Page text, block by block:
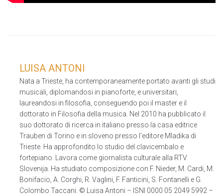
LUISA ANTONI
Nata a Trieste, ha contemporaneamente portato avanti gli studi
musicali, diplomandosi in pianoforte, e universitari,
laureandosi in filosofia, conseguendo poi il master e il
dottorato in Filosofia della musica. Nel 2010 ha pubblicato il
suo dottorato di ricerca in italiano presso la casa editrice
Trauben di Torino e in sloveno presso l’editore Mladika di
Trieste. Ha approfondito lo studio del clavicembalo e
fortepiano. Lavora come giornalista culturale alla RTV
Slovenija. Ha studiato composizione con F. Nieder, M. Cardi, M.
Bonifacio, A. Corghi, R. Vaglini, F. Fanticini, S. Fontanelli e G.
Colombo Taccani. © Luisa Antoni – ISNI 0000 05 2049 5992 –